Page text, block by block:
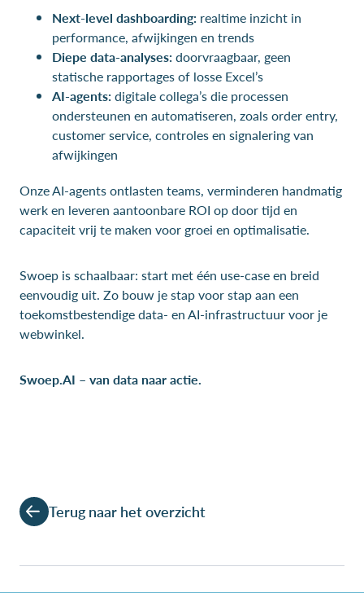
Next-level dashboarding: realtime inzicht in
performance, afwijkingen en trends
Diepe data-analyses:doorvraagbaar, geen
statische rapportages of losse Excel’s
AI-agents:digitale collega’s die processen
ondersteunen en automatiseren, zoals order entry,
customer service, controles en signalering van
afwijkingen
Onze AI-agents ontlasten teams, verminderen handmatig
werk en leveren aantoonbare ROI op door tijd en
capaciteit vrij te maken voor groei en optimalisatie.
Swoep is schaalbaar: start met één use-case en breid
eenvoudig uit. Zo bouw je stap voor stap aan een
toekomstbestendige data- en AI-infrastructuur voor je
webwinkel.
Swoep.AI – van data naar actie.
Terug naar het overzicht